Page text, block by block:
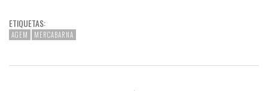
ETIQUETAS:
AGEM MERCABARNA